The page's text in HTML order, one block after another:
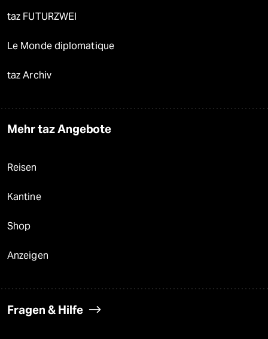
taz FUTURZWEI
Le Monde diplomatique
taz Archiv
Mehr taz Angebote
Reisen
Kantine
Shop
Anzeigen
Fragen & Hilfe